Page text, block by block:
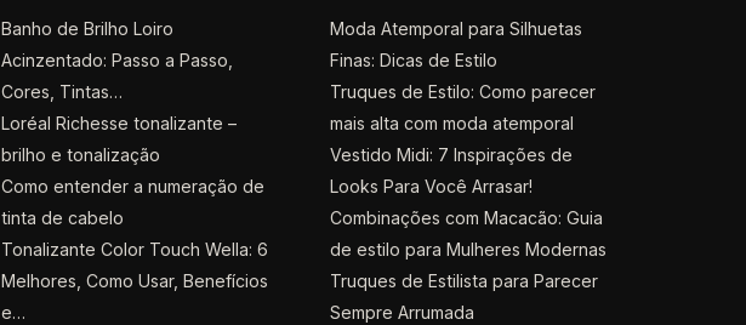
Banho de Brilho Loiro
Acinzentado: Passo a Passo,
Cores, Tintas…
Loréal Richesse tonalizante –
brilho e tonalização
Como entender a numeração de
tinta de cabelo
Tonalizante Color Touch Wella: 6
Melhores, Como Usar, Benefícios
e…
Moda Atemporal para Silhuetas
Finas: Dicas de Estilo
Truques de Estilo: Como parecer
mais alta com moda atemporal
Vestido Midi: 7 Inspirações de
Looks Para Você Arrasar!
Combinações com Macacão: Guia
de estilo para Mulheres Modernas
Truques de Estilista para Parecer
Sempre Arrumada